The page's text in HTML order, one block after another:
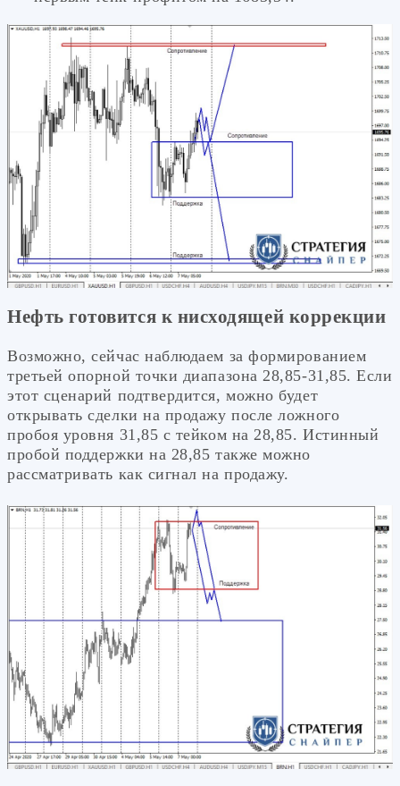
Нефть готовится к нисходящей коррекции
Возможно, сейчас наблюдаем за формированием
третьей опорной точки диапазона 28,85-31,85. Если
этот сценарий подтвердится, можно будет
открывать сделки на продажу после ложного
пробоя уровня 31,85 с тейком на 28,85. Истинный
пробой поддержки на 28,85 также можно
рассматривать как сигнал на продажу.